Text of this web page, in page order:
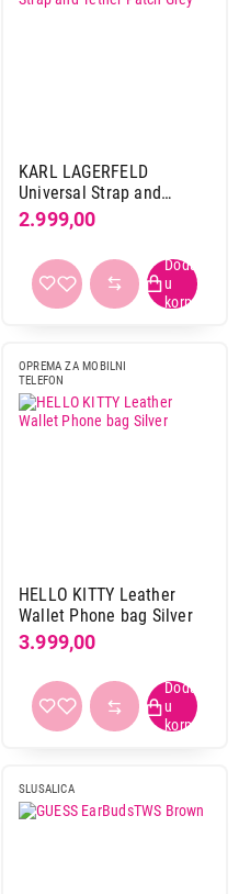
KARL LAGERFELD
Universal Strap and
Tether Patch Grey
2.999,00
OPREMA ZA MOBILNI
TELEFON
HELLO KITTY Leather
Wallet Phone bag Silver
3.999,00
SLUSALICA